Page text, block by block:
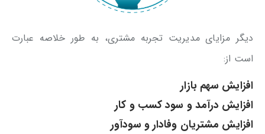
دیگر مزایای مدیریت تجربه مشتری، به طور خلاصه عبارت
است از:
افزایش سهم بازار
افزایش درآمد و سود کسب و کار
افزایش مشتریان وفادار و سودآور